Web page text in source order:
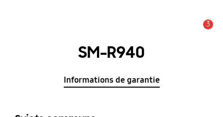
3
SM-R940
Informations de garantie